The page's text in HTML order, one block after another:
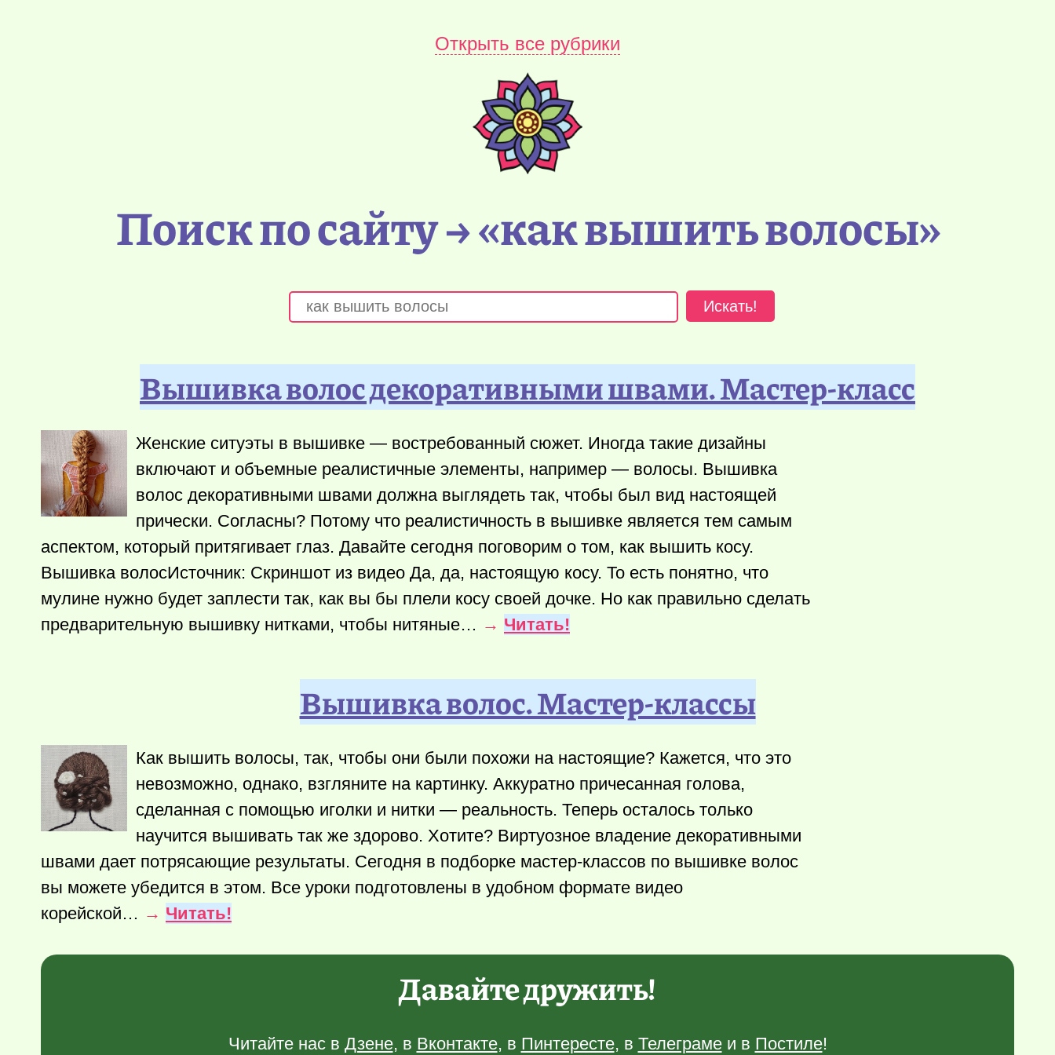
Открыть все рубрики
Поиск по сайту → «как вышить волосы»
Искать!
Вышивка волос декоративными швами. Мастер-класс
Женские ситуэты в вышивке — востребованный сюжет. Иногда такие дизайны
включают и объемные реалистичные элементы, например — волосы. Вышивка
волос декоративными швами должна выглядеть так, чтобы был вид настоящей
прически. Согласны? Потому что реалистичность в вышивке является тем самым
аспектом, который притягивает глаз. Давайте сегодня поговорим о том, как вышить косу.
Вышивка волосИсточник: Скриншот из видео Да, да, настоящую косу. То есть понятно, что
мулине нужно будет заплести так, как вы бы плели косу своей дочке. Но как правильно сделать
предварительную вышивку нитками, чтобы нитяные… → Читать!
Вышивка волос. Мастер-классы
Как вышить волосы, так, чтобы они были похожи на настоящие? Кажется, что это
невозможно, однако, взгляните на картинку. Аккуратно причесанная голова,
сделанная с помощью иголки и нитки — реальность. Теперь осталось только
научится вышивать так же здорово. Хотите? Виртуозное владение декоративными
швами дает потрясающие результаты. Сегодня в подборке мастер-классов по вышивке волос
вы можете убедится в этом. Все уроки подготовлены в удобном формате видео
корейской… → Читать!
Давайте дружить!
Читайте нас в Дзене, в Вконтакте, в Пинтересте, в Телеграмеи в Постиле!